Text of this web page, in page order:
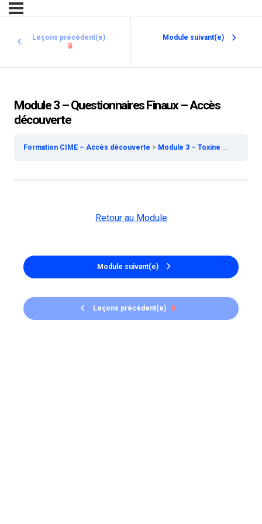
Leçons précédent(e)
🔒
Module suivant(e)
Module 3 – Questionnaires Finaux – Accès
découverte
Formation CIME – Accès découverte Module 3 – Toxine Botulique – Accès découverte
Leçons précédent(e) 🔒
Retour au Module
Module suivant(e)